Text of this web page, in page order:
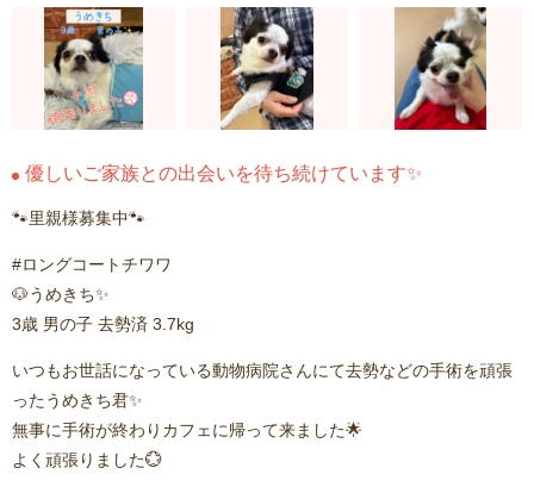
優しいご家族との出会いを待ち続けています✨
🐾里親様募集中🐾
#ロングコートチワワ
🐶うめきち✨️
3歳 男の子 去勢済 3.7kg
いつもお世話になっている動物病院さんにて去勢などの手術を頑張
ったうめきち君✨️
無事に手術が終わりカフェに帰って来ました🌟
よく頑張りました💮